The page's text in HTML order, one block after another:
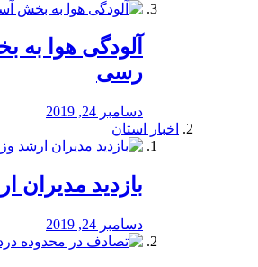
آلودگی هوا به
رسی
دسامبر 24, 2019
اخبار استان
بازدید مدیران
دسامبر 24, 2019